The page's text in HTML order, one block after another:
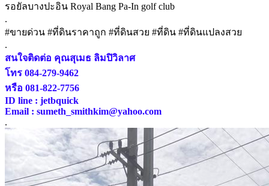
รอยัลบางปะอิน Royal Bang Pa-In golf club
.
#ขายด่วน #ที่ดินราคาถูก #ที่ดินสวย #ที่ดิน #ที่ดินแปลงสวย
.
สนใจติดต่อ คุณสุเมธ ลิมปิวิลาศ
โทร 084-279-9462
หรือ 081-822-7756
ID line : jetbquick
Email : sumeth_smithkim@yahoo.com
.